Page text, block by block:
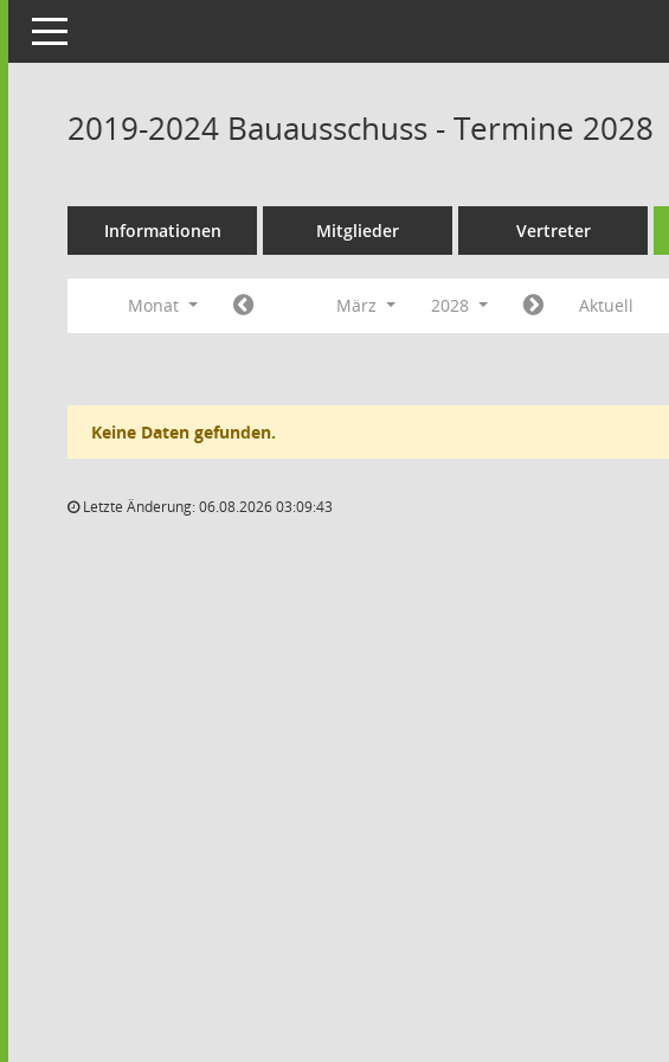
Toggle navigation
2019-2024 Bauausschuss - Termine 2028
Informationen Mitglieder Vertreter
Monat März 2028 Aktuell
Keine Daten gefunden.
Letzte Änderung: 06.08.2026 03:09:43